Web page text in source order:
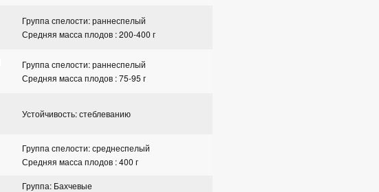
Группа спелости: раннеспелый
Средняя масса плодов : 200-400 г
Группа спелости: раннеспелый
Средняя масса плодов : 75-95 г
Устойчивость: стеблеванию
Группа спелости: среднеспелый
Средняя масса плодов : 400 г
Группа: Бахчевые